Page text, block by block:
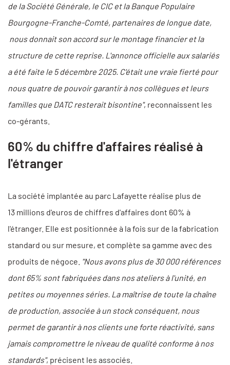
de la Société Générale, le CIC et la Banque Populaire
Bourgogne-Franche-Comté, partenaires de longue date,
nous donnait son accord sur le montage financier et la
structure de cette reprise. L'annonce officielle aux salariés
a été faite le 5 décembre 2025. C'était une vraie fierté pour
nous quatre de pouvoir garantir à nos collègues et leurs
familles que DATC resterait bisontine", reconnaissent les
co-gérants.
60% du chiffre d'affaires réalisé à
l'étranger
La société implantée au parc Lafayette réalise plus de
13 millions d'euros de chiffres d'affaires dont 60% à
l'étranger. Elle est positionnée à la fois sur de la fabrication
standard ou sur mesure, et complète sa gamme avec des
produits de négoce. "Nous avons plus de 30 000 références
dont 65% sont fabriquées dans nos ateliers à l'unité, en
petites ou moyennes séries. La maîtrise de toute la chaîne
de production, associée à un stock conséquent, nous
permet de garantir à nos clients une forte réactivité, sans
jamais compromettre le niveau de qualité conforme à nos
standards", précisent les associés.